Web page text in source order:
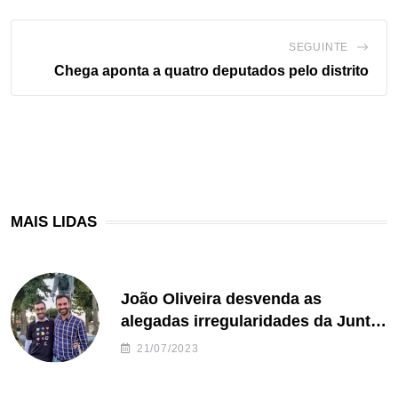
SEGUINTE
Chega aponta a quatro deputados pelo distrito
MAIS LIDAS
João Oliveira desvenda as
alegadas irregularidades da Junta
de Freguesia S. João de Ver
21/07/2023